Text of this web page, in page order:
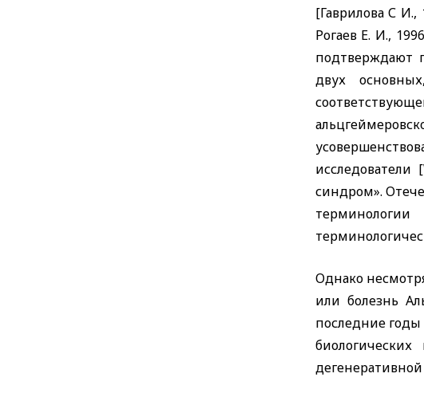
[Гаврилова С И.,
Рогаев Е. И.,
подтверждают
двух
исследователи
синдром».
Однако
или болезнь
последние